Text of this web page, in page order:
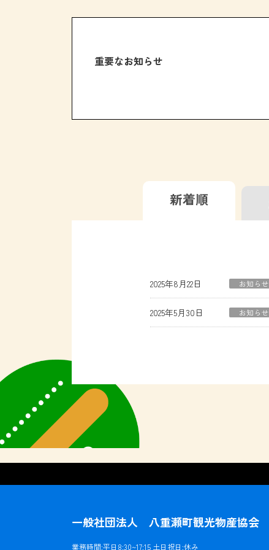
重要なお知らせ
新着順
2025年8月22日 お知らせ
2025年5月30日 お知らせ
一般社団法人 八重瀬町観光物産協会
業務時間:平日8:30~17:15 土日祝日:休み